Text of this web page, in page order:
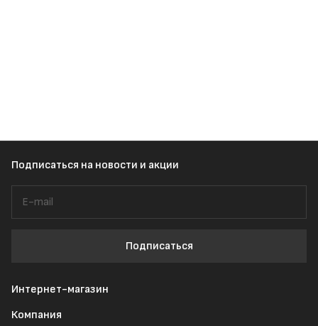
Подписаться на новости и акции
Подписаться
Интернет-магазин
Компания